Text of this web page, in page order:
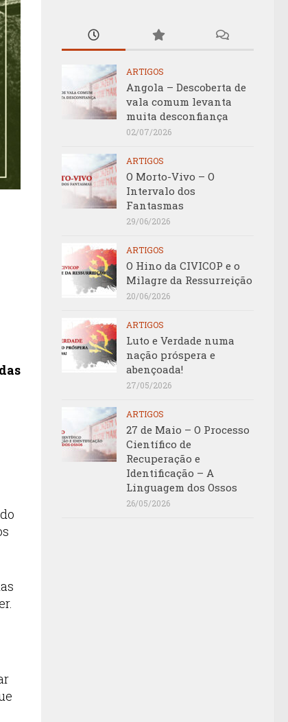
ARTIGOS
Angola – Descoberta de
vala comum levanta
muita desconfiança
02/07/2026
ARTIGOS
O Morto-Vivo – O
Intervalo dos
Fantasmas
29/06/2026
ARTIGOS
O Hino da CIVICOP e o
Milagre da Ressurreição
20/06/2026
ARTIGOS
Luto e Verdade numa
nação próspera e
abençoada!
27/05/2026
ARTIGOS
27 de Maio – O Processo
Científico de
Recuperação e
Identificação – A
Linguagem dos Ossos
26/05/2026